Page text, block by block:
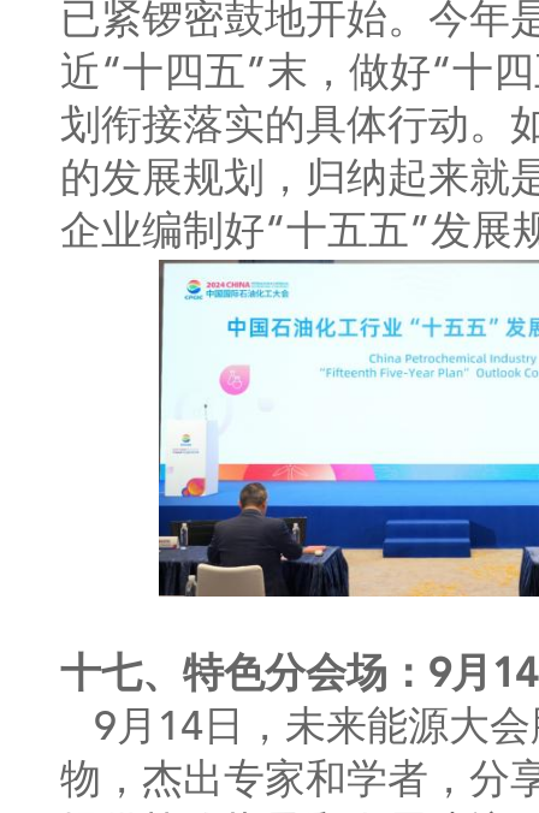
已紧锣密鼓地开始。今年
近“十四五”末，做好“十
划衔接落实的具体行动。
的发展规划，归纳起来就
企业编制好“十五五”发展
十七、特色分会场：9月
9月14日，未来能源大
物，杰出专家和学者，分